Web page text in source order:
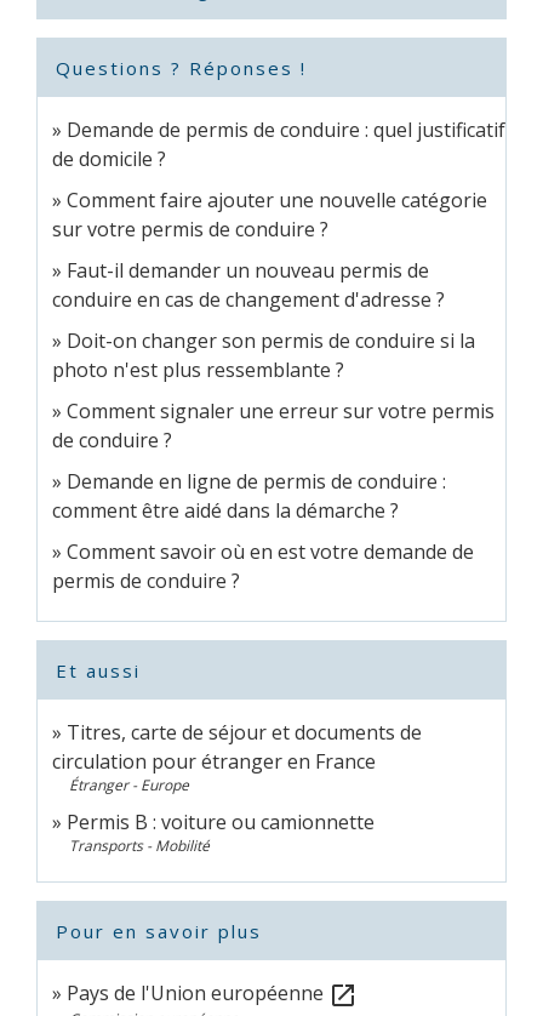
Questions ? Réponses !
Demande de permis de conduire : quel justificatif
de domicile ?
Comment faire ajouter une nouvelle catégorie
sur votre permis de conduire ?
Faut-il demander un nouveau permis de
conduire en cas de changement d'adresse ?
Doit-on changer son permis de conduire si la
photo n'est plus ressemblante ?
Comment signaler une erreur sur votre permis
de conduire ?
Demande en ligne de permis de conduire :
comment être aidé dans la démarche ?
Comment savoir où en est votre demande de
permis de conduire ?
Et aussi
Titres, carte de séjour et documents de
circulation pour étranger en France
Étranger - Europe
Permis B : voiture ou camionnette
Transports - Mobilité
Pour en savoir plus
Pays de l'Union européenne open_in_new